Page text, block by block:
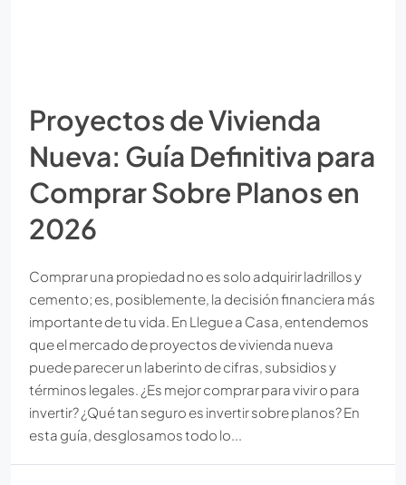
Proyectos de Vivienda
Nueva: Guía Definitiva para
Comprar Sobre Planos en
2026
Comprar una propiedad no es solo adquirir ladrillos y
cemento; es, posiblemente, la decisión financiera más
importante de tu vida. En Llegue a Casa, entendemos
que el mercado de proyectos de vivienda nueva
puede parecer un laberinto de cifras, subsidios y
términos legales. ¿Es mejor comprar para vivir o para
invertir? ¿Qué tan seguro es invertir sobre planos? En
esta guía, desglosamos todo lo...